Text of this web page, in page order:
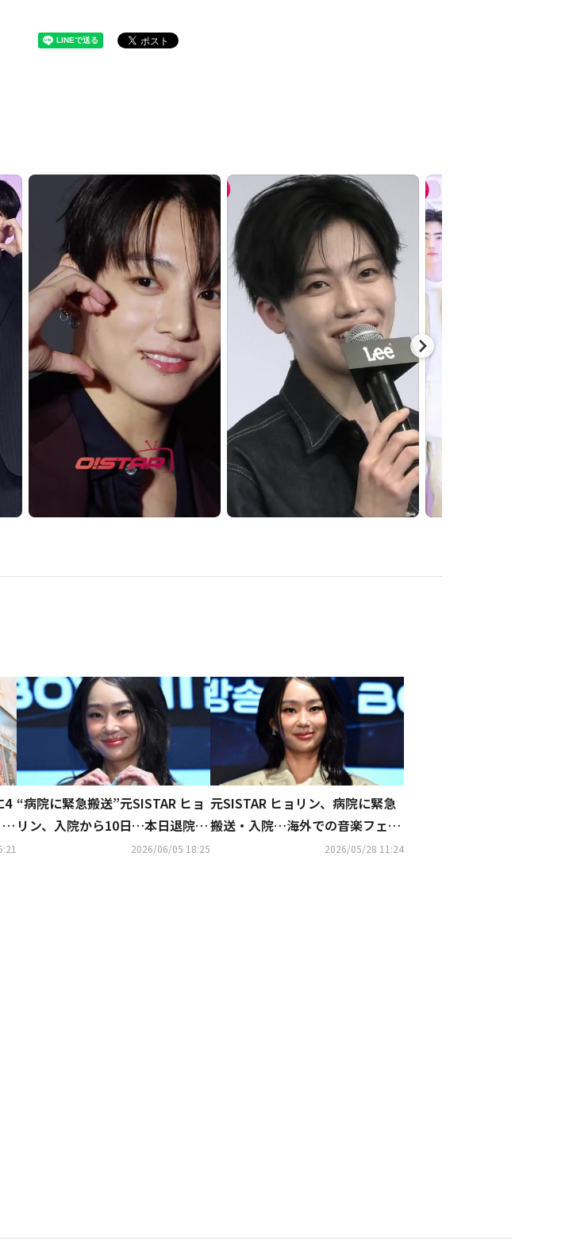
4 “病院に緊急搬送”元SISTAR ヒョ
リン、入院から10日…本日退院を
2026/06/05 18:25
元SISTAR ヒョリン、病院に緊急
搬送・入院…海外での音楽フェス
2026/05/28 11:24